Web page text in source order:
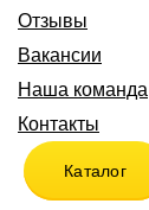
Отзывы
Вакансии
Наша команда
Контакты
Каталог